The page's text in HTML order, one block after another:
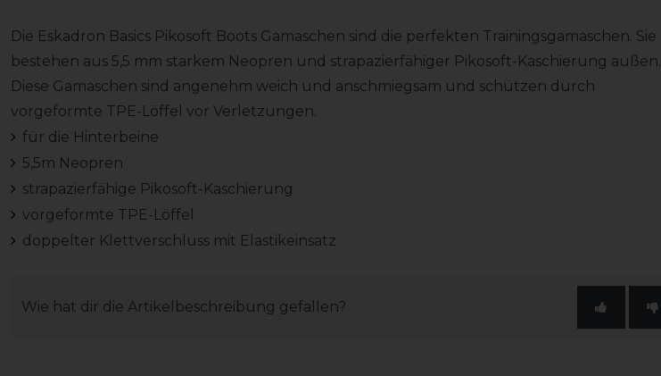
Die Eskadron Basics Pikosoft Boots Gamaschen sind die perfekten Trainingsgamaschen. Sie
bestehen aus 5,5 mm starkem Neopren und strapazierfähiger Pikosoft-Kaschierung außen.
Diese Gamaschen sind angenehm weich und anschmiegsam und schützen durch
vorgeformte TPE-Löffel vor Verletzungen.
für die Hinterbeine
5,5m Neopren
strapazierfähige Pikosoft-Kaschierung
vorgeformte TPE-Löffel
doppelter Klettverschluss mit Elastikeinsatz
Wie hat dir die Artikelbeschreibung gefallen?